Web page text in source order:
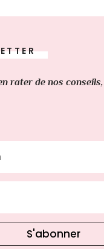
rater de nos
S'abonner